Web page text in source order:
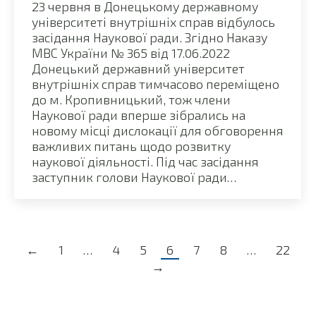
23 червня в Донецькому державному
університеті внутрішніх справ відбулось
засідання Наукової ради. Згідно Наказу
МВС України № 365 від 17.06.2022
Донецький державний університет
внутрішніх справ тимчасово переміщено
до м. Кропивницький, тож члени
Наукової ради вперше зібрались на
новому місці дислокації для обговорення
важливих питань щодо розвитку
наукової діяльності. Під час засідання
заступник голови Наукової ради…
← 1 … 4 5 6 7 8 …
22
→